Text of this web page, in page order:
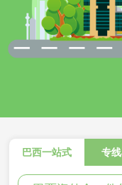
巴西一站式 专